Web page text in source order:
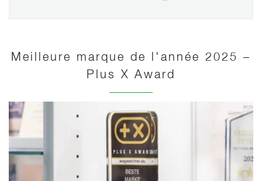
Meilleure marque de l'année 2025 –
Plus X Award